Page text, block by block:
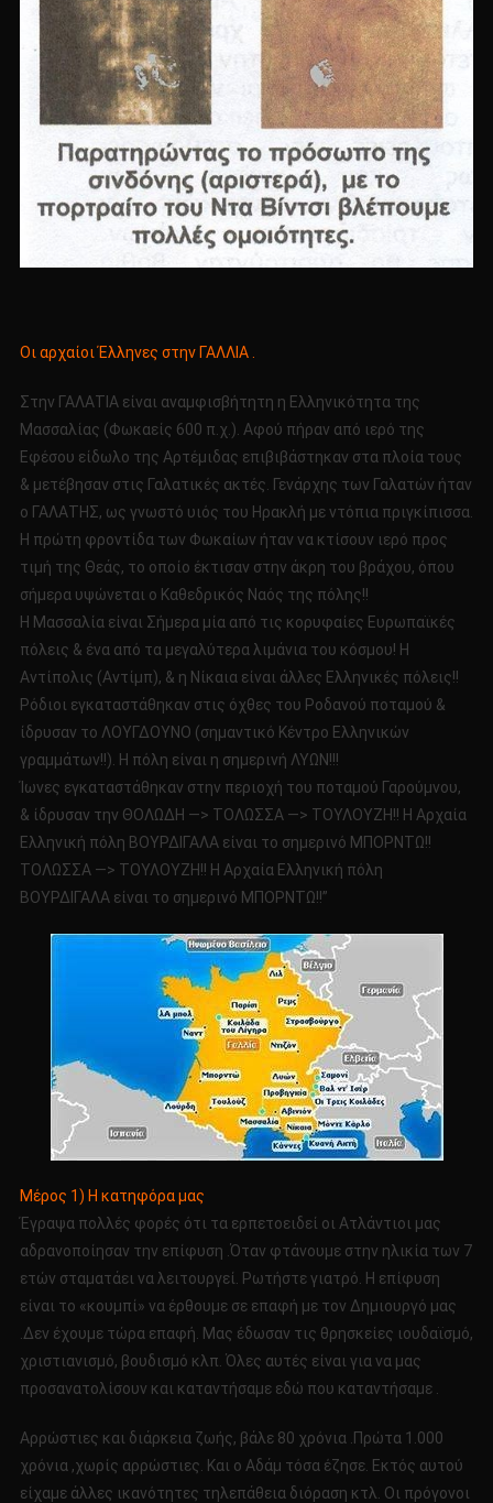
Οι αρχαίοι Έλληνες στην ΓΑΛΛΙΑ .
Στην ΓΑΛΑΤΙΑ είναι αναμφισβήτητη η Ελληνικότητα της
Μασσαλίας (Φωκαείς 600 π.χ.). Αφού πήραν από ιερό της
Εφέσου είδωλο της Αρτέμιδας επιβιβάστηκαν στα πλοία τους
& μετέβησαν στις Γαλατικές ακτές. Γενάρχης των Γαλατών ήταν
ο ΓΑΛΑΤΗΣ, ως γνωστό υιός του Ηρακλή με ντόπια πριγκίπισσα.
Η πρώτη φροντίδα των Φωκαίων ήταν να κτίσουν ιερό προς
τιμή της Θεάς, το οποίο έκτισαν στην άκρη του βράχου, όπου
σήμερα υψώνεται ο Καθεδρικός Ναός της πόλης!!
Η Μασσαλία είναι Σήμερα μία από τις κορυφαίες Ευρωπαϊκές
πόλεις & ένα από τα μεγαλύτερα λιμάνια του κόσμου! Η
Αντίπολις (Αντίμπ), & η Νίκαια είναι άλλες Ελληνικές πόλεις!!
Ρόδιοι εγκαταστάθηκαν στις όχθες του Ροδανού ποταμού &
ίδρυσαν το ΛΟΥΓΔΟΥΝΟ (σημαντικό Κέντρο Ελληνικών
γραμμάτων!!). Η πόλη είναι η σημερινή ΛΥΩΝ!!!
Ίωνες εγκαταστάθηκαν στην περιοχή του ποταμού Γαρούμνου,
& ίδρυσαν την ΘΟΛΩΔΗ —> ΤΟΛΩΣΣΑ —> ΤΟΥΛΟΥΖΗ!! Η Αρχαία
Ελληνική πόλη ΒΟΥΡΔΙΓΑΛΑ είναι το σημερινό ΜΠΟΡΝΤΩ!!
ΤΟΛΩΣΣΑ —> ΤΟΥΛΟΥΖΗ!! Η Αρχαία Ελληνική πόλη
ΒΟΥΡΔΙΓΑΛΑ είναι το σημερινό ΜΠΟΡΝΤΩ!!”
Μέρος 1) Η κατηφόρα μας
Έγραψα πολλές φορές ότι τα ερπετοειδεί οι Ατλάντιοι μας
αδρανοποίησαν την επίφυση .Όταν φτάνουμε στην ηλικία των 7
ετών σταματάει να λειτουργεί. Ρωτήστε γιατρό. Η επίφυση
είναι το «κουμπί» να έρθουμε σε επαφή με τον Δημιουργό μας
.Δεν έχουμε τώρα επαφή. Μας έδωσαν τις θρησκείες ιουδαϊσμό,
χριστιανισμό, βουδισμό κλπ. Όλες αυτές είναι για να μας
προσανατολίσουν και καταντήσαμε εδώ που καταντήσαμε .
Αρρώστιες και διάρκεια ζωής, βάλε 80 χρόνια .Πρώτα 1.000
χρόνια ,χωρίς αρρώστιες. Και ο Αδάμ τόσα έζησε. Εκτός αυτού
είχαμε άλλες ικανότητες τηλεπάθεια διόραση κτλ. Οι πρόγονοι